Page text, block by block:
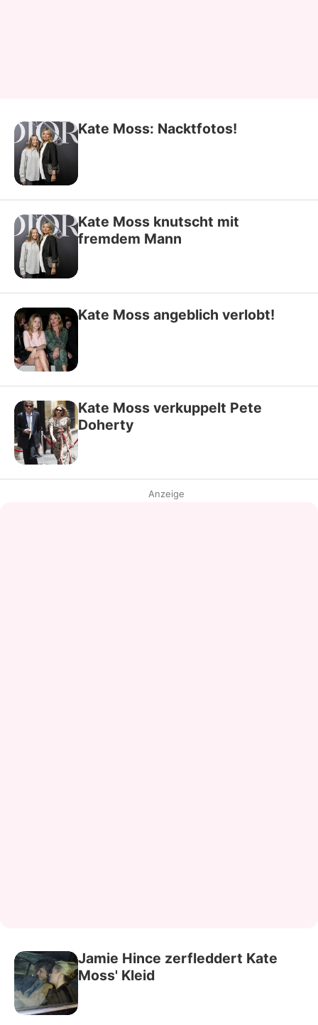
Kate Moss: Nacktfotos!
Kate Moss knutscht mit
fremdem Mann
Kate Moss angeblich verlobt!
Kate Moss verkuppelt Pete
Doherty
Anzeige
Jamie Hince zerfleddert Kate
Moss' Kleid